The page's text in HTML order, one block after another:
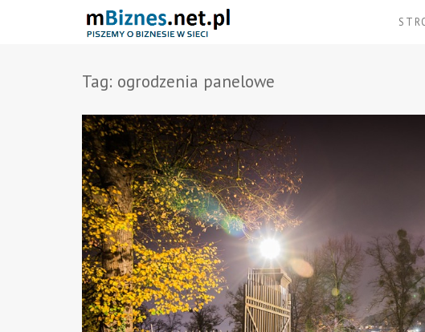
Tag: ogrodzenia panelowe